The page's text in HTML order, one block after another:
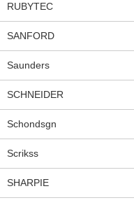
RUBYTEC
SANFORD
Saunders
SCHNEIDER
Schondsgn
Scrikss
SHARPIE